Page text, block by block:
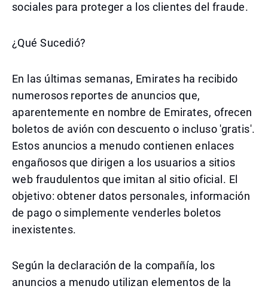
sociales para proteger a los clientes del fraude.
¿Qué Sucedió?
En las últimas semanas, Emirates ha recibido
numerosos reportes de anuncios que,
aparentemente en nombre de Emirates, ofrecen
boletos de avión con descuento o incluso 'gratis'.
Estos anuncios a menudo contienen enlaces
engañosos que dirigen a los usuarios a sitios
web fraudulentos que imitan al sitio oficial. El
objetivo: obtener datos personales, información
de pago o simplemente venderles boletos
inexistentes.
Según la declaración de la compañía, los
anuncios a menudo utilizan elementos de la